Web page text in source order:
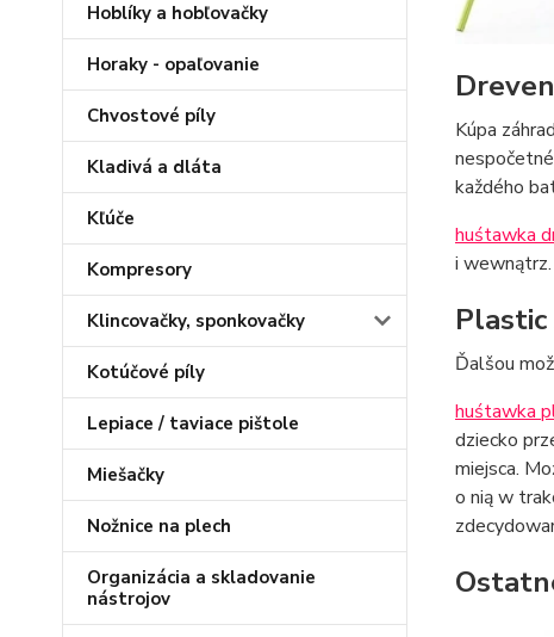
Hoblíky a hobľovačky
Horaky - opaľovanie
Chvostové píly
Kladivá a dláta
Kľúče
Kompresory
Klincovačky, sponkovačky
Kotúčové píly
Lepiace / taviace pištole
Miešačky
Nožnice na plech
Organizácia a skladovanie
nástrojov
Kúpa
každého
huśtawka
i
Ďalšou
huśtawka
dziecko
miejsca.
o nią w